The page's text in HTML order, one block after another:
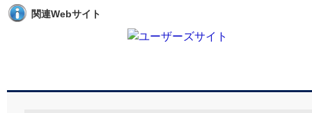
関連Webサイト